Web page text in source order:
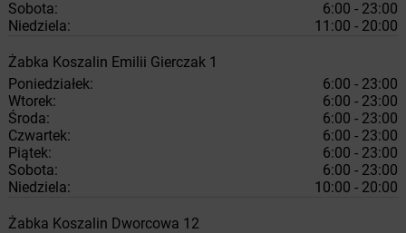
Sobota:
6:00 - 23:00
Niedziela:
11:00 - 20:00
Żabka Koszalin Emilii Gierczak 1
Poniedziałek:
6:00 - 23:00
Wtorek:
6:00 - 23:00
Środa:
6:00 - 23:00
Czwartek:
6:00 - 23:00
Piątek:
6:00 - 23:00
Sobota:
6:00 - 23:00
Niedziela:
10:00 - 20:00
Żabka Koszalin Dworcowa 12